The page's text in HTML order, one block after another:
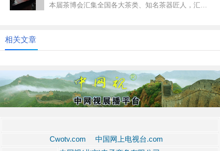
本届茶博会汇集全国各大茶类、知名茶器匠人，汇聚
相关文章
Cwotv.com 中国网上电视台.com